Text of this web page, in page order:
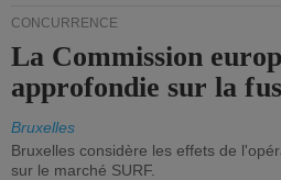
CONCURRENCE
La Commission
approfondie sur la
Bruxelles
Bruxelles considère les effets de
sur le marché SURF.